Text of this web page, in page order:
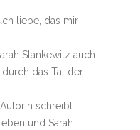
liebe, das mir
Stankewitz auch
das Tal der
schreibt
und Sarah